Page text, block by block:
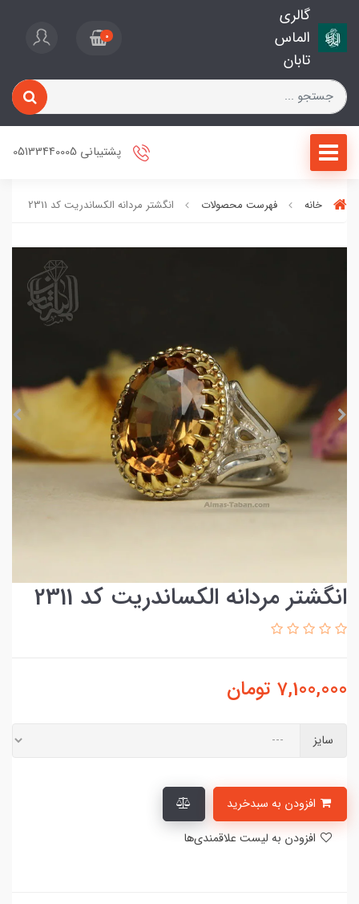
گالری
الماس
تابان
0
پشتیبانی 05133440005
خانه فهرست محصولات انگشتر مردانه الکساندریت کد 2311
انگشتر مردانه الکساندریت کد 2311
7,100,000 تومان
سایز